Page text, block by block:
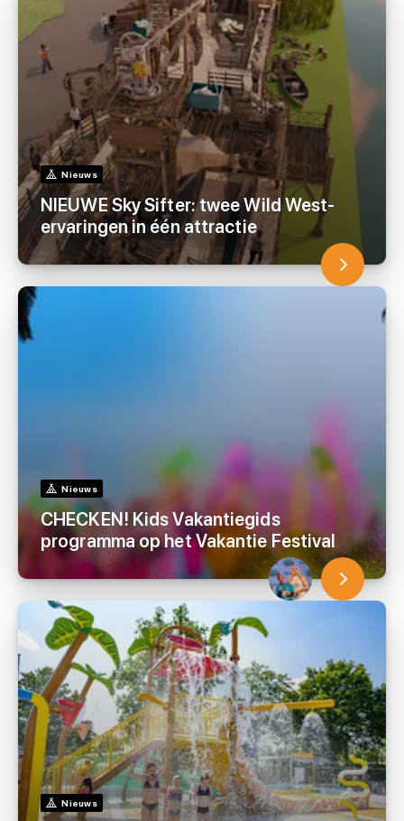
Nieuws
NIEUWE Sky Sifter: twee Wild West-
ervaringen in één attractie
Nieuws
CHECKEN! Kids Vakantiegids
programma op het Vakantie Festival
Nieuws